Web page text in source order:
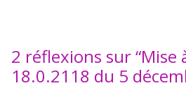
2 réflexions sur “Mise
18.0.2118 du 5